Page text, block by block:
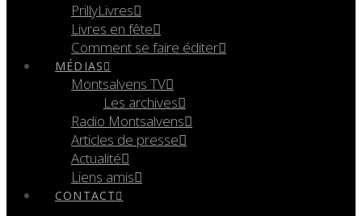
PrillyLivres
Livres en fête
Comment se faire éditer
MÉDIAS
Montsalvens TV
Les archives
Radio Montsalvens
Articles de presse
Actualité
Liens amis
CONTACT